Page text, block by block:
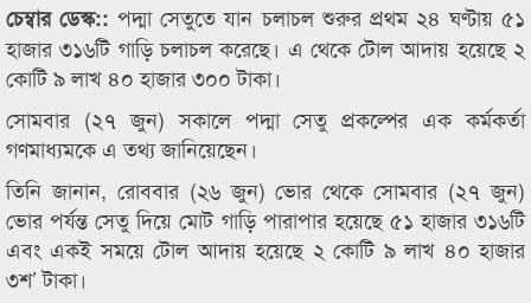
চেম্বার ডেস্ক::পদ্মা সেতুতে যান চলাচল শুরুর প্রথম ২৪ ঘণ্টায় ৫১
হাজার ৩১৬টি গাড়ি চলাচল করেছে। এ থেকে টোল আদায় হয়েছে ২
কোটি ৯ লাখ ৪০ হাজার ৩০০ টাকা।
সোমবার (২৭ জুন) সকালে পদ্মা সেতু প্রকল্পের এক কর্মকর্তা
গণমাধ্যমকে এ তথ্য জানিয়েছেন।
তিনি জানান, রোববার (২৬ জুন) ভোর থেকে সোমবার (২৭ জুন)
ভোর পর্যন্ত সেতু দিয়ে মোট গাড়ি পারাপার হয়েছে ৫১ হাজার ৩১৬টি
এবং একই সময়ে টোল আদায় হয়েছে ২ কোটি ৯ লাখ ৪০ হাজার
৩শ’ টাকা।